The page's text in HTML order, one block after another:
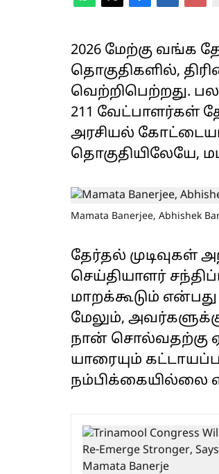
2026 மேற்கு வங்க
தொகுதிகளில்,
வெற்றிபெற்றது.
211 வேட்பாளர்கள்
அரசியல்
தொகுதியிலேயே,
Mamata Banerjee, Abhishek
தேர்தல் முடிவுகள்
செய்தியாளர்
மாறக்கூடும் என்பது
மேலும்,
நான் சொல்வதற்கு
யாரையும்
நம்பிக்கையில்லை